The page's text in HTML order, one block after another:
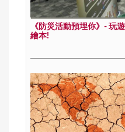
《防災活動預埋你》- 玩
繪本!